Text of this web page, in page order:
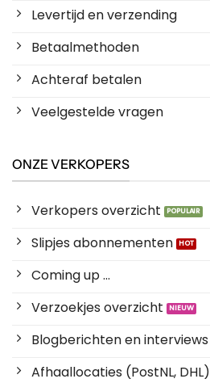
Levertijd en verzending
Betaalmethoden
Achteraf betalen
Veelgestelde vragen
ONZE VERKOPERS
Verkopers overzicht
Slipjes abonnementen
Coming up ...
Verzoekjes overzicht
Blogberichten en interviews
Afhaallocaties (PostNL, DHL)